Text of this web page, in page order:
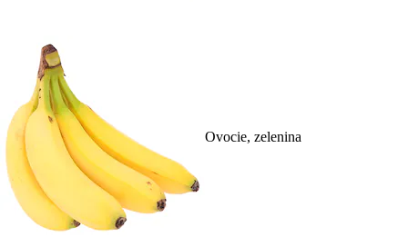
Ovocie, zelenina